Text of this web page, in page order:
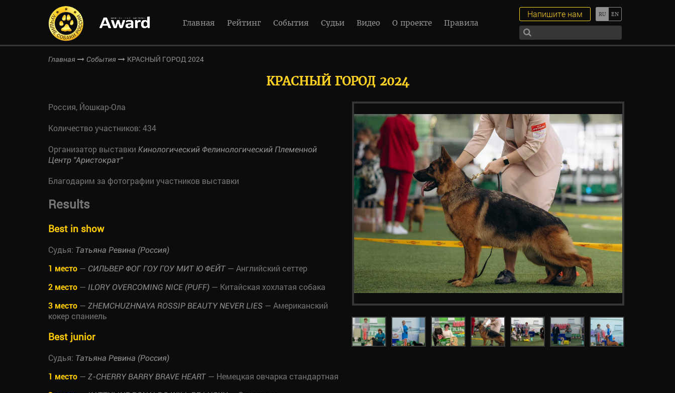
Главная Рейтинг События Судьи Видео О проекте Правила
Напишите нам
Главная События КРАСНЫЙ ГОРОД 2024
КРАСНЫЙ ГОРОД 2024
Россия, Йошкар-Ола
Количество участников: 434
Организатор выставки Кинологический Фелинологический Племенной
Центр "Аристократ"
Благодарим за фотографии участников выставки
Results
Best in show
Судья: Татьяна Ревина (Россия)
1 место — СИЛЬВЕР ФОГ ГОУ ГОУ МИТ Ю ФЕЙТ— Английский сеттер
2 место — ILORY OVERCOMING NICE (PUFF) — Китайская хохлатая собака
3 место — ZHEMCHUZHNAYA ROSSIP BEAUTY NEVER LIES — Американский
кокер спаниель
Best junior
Судья: Татьяна Ревина (Россия)
1 место — Z-CHERRY BARRY BRAVE HEART— Немецкая овчарка стандартная